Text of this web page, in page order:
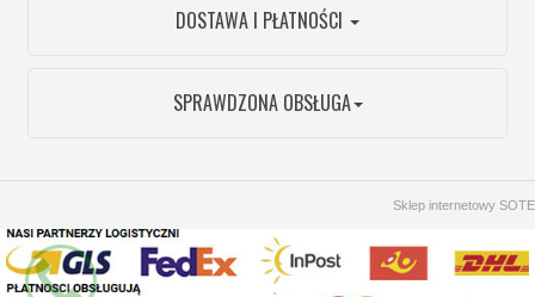
DOSTAWA I PŁATNOŚCI
SPRAWDZONA OBSŁUGA
Sklep internetowy SOTE